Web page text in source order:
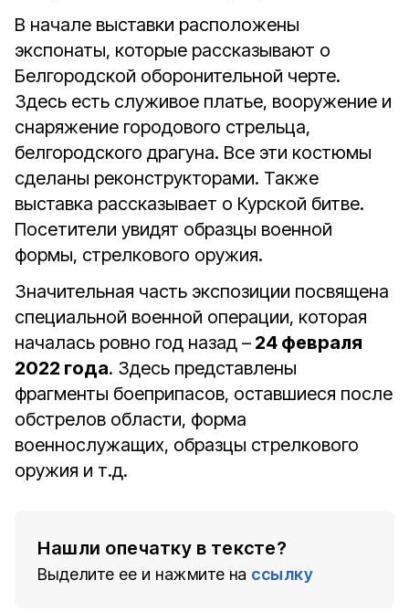
В начале выставки расположены
экспонаты, которые рассказывают о
Белгородской оборонительной черте.
Здесь есть служивое платье, вооружение и
снаряжение городового стрельца,
белгородского драгуна. Все эти костюмы
сделаны реконструкторами. Также
выставка рассказывает о Курской битве.
Посетители увидят образцы военной
формы, стрелкового оружия.
Значительная часть экспозиции посвящена
специальной военной операции, которая
началась ровно год назад – 24 февраля
2022 года. Здесь представлены
фрагменты боеприпасов, оставшиеся после
обстрелов области, форма
военнослужащих, образцы стрелкового
оружия и т.д.
Нашли опечатку в тексте?
Выделите ее и нажмите на ссылку